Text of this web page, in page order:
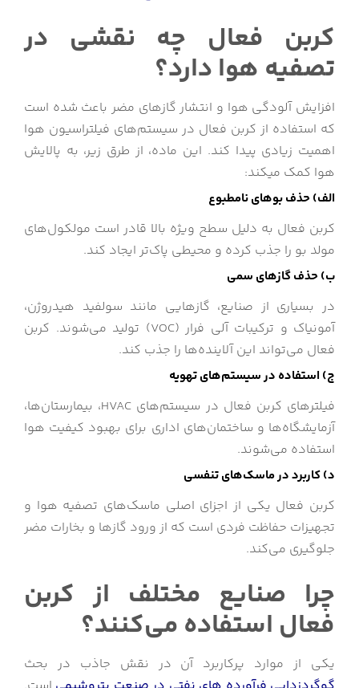
کربن فعال چه نقشی در
تصفیه هوا دارد؟
افزایش آلودگی هوا و انتشار گازهای مضر باعث شده است
که استفاده از کربن فعال در سیستم‌های فیلتراسیون هوا
اهمیت زیادی پیدا کند. این ماده، از طرق زیر، به پالایش
هوا کمک میکند:
الف) حذف بوهای نامطبوع
کربن فعال به دلیل سطح ویژه بالا قادر است مولکول‌های
مولد بو را جذب کرده و محیطی پاک‌تر ایجاد کند.
ب) حذف گازهای سمی
در بسیاری از صنایع، گازهایی مانند سولفید هیدروژن،
آمونیاک و ترکیبات آلی فرار (VOC) تولید می‌شوند. کربن
فعال می‌تواند این آلاینده‌ها را جذب کند.
ج) استفاده در سیستم‌های تهویه
فیلترهای کربن فعال در سیستم‌های HVAC، بیمارستان‌ها،
آزمایشگاه‌ها و ساختمان‌های اداری برای بهبود کیفیت هوا
استفاده می‌شوند.
د) کاربرد در ماسک‌های تنفسی
کربن فعال یکی از اجزای اصلی ماسک‌های تصفیه هوا و
تجهیزات حفاظت فردی است که از ورود گازها و بخارات مضر
جلوگیری می‌کند.
چرا صنایع مختلف از کربن
فعال استفاده می‌کنند؟
یکی از موارد پرکاربرد آن در نقش جاذب در بحث